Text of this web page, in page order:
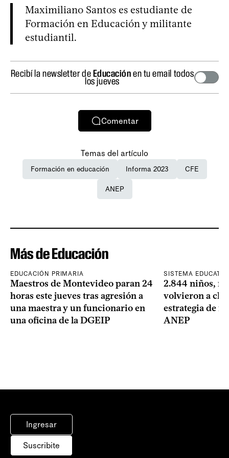
Maximiliano Santos es estudiante de
Formación en Educación y militante
estudiantil.
Recibí la newsletter deEducaciónen tu email todos
los jueves
Comentar
Temas del artículo
Formación en educación Informa 2023 CFE
ANEP
Más de Educación
EDUCACIÓN PRIMARIA
Maestros de Montevideo paran 24
horas este jueves tras agresión a
una maestra y un funcionario en
una oficina de la DGEIP
SISTEMA
2.844 niños,
volvieron a
estrategia de
ANEP
Ingresar
Suscribite